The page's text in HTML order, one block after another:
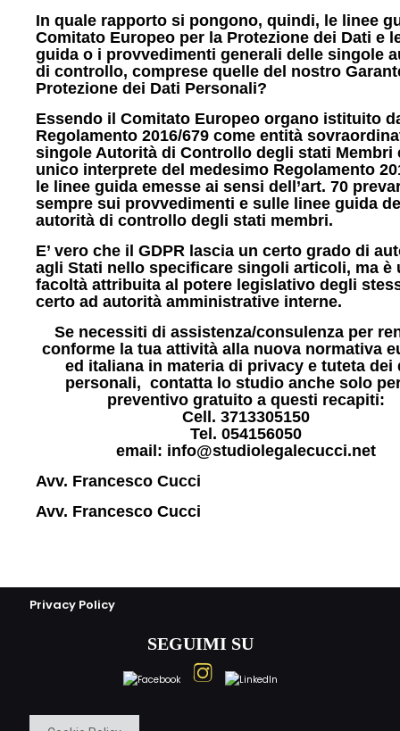
In quale rapporto si pongono, quindi, le linee
Comitato Europeo per la Protezione dei Dati e
guida o i provvedimenti generali delle singole
di controllo, comprese quelle del nostro
Protezione dei Dati Personali?
Essendo il Comitato Europeo organo istituito
Regolamento 2016/679 come entità
singole Autorità di Controllo degli stati Membri
unico interprete del medesimo Regolamento
le linee guida emesse ai sensi dell’art. 70
sempre sui provvedimenti e sulle linee guida
autorità di controllo degli stati membri.
E’ vero che il GDPR lascia un certo grado di
agli Stati nello specificare singoli articoli, ma è
facoltà attribuita al potere legislativo degli
certo ad autorità amministrative interne.
Se necessiti di assistenza/consulenza per
conforme la tua attività alla nuova normativa
ed italiana in materia di privacy e tuteta dei
personali, contatta lo studio anche solo
preventivo gratuito a questi recapiti:
Cell. 3713305150
Tel. 054156050
email: info@studiolegalecucci.net
Avv. Francesco Cucci
Avv. Francesco Cucci
Privacy Policy
SEGUIMI SU